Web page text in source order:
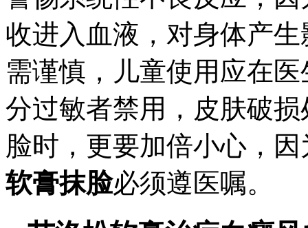
收进入血液，对身体产
需谨慎，儿童使用应在
分过敏者禁用，皮肤破
脸时，更要加倍小心，
软膏抹脸必须遵医嘱。